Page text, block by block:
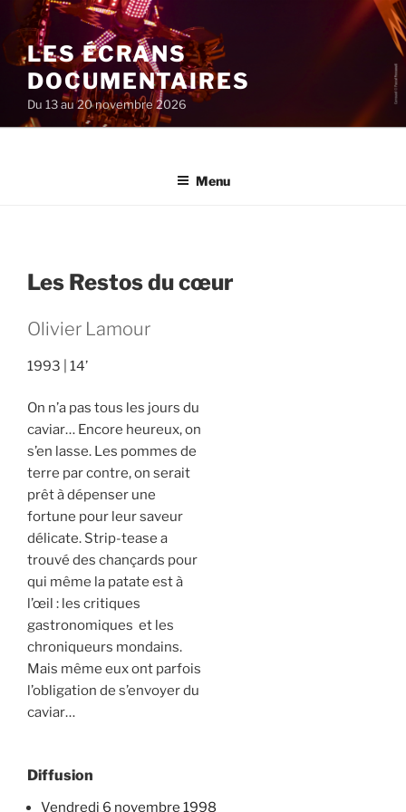
au
contenu
principal
LES ÉCRANS
DOCUMENTAIRES
Du 13 au 20 novembre 2026
Menu
Les Restos du cœur
Olivier Lamour
1993 14’
On n’a pas tous les jours du
caviar… Encore heureux, on
s’en lasse. Les pommes de
terre par contre, on serait
prêt à dépenser une
fortune pour leur saveur
délicate. Strip-tease a
trouvé des chançards pour
qui même la patate est à
l’œil : les critiques
gastronomiques et les
chroniqueurs mondains.
Mais même eux ont parfois
l’obligation de s’envoyer du
caviar…
Diffusion
vendredi 6 novembre 1998